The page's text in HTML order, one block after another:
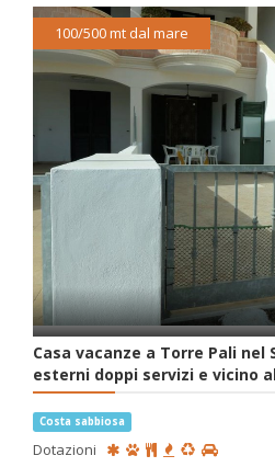
100/500 mt dal mare
Casa vacanze a Torre Pali nel
esterni doppi servizi e vicino
Costa sabbiosa
Dotazioni